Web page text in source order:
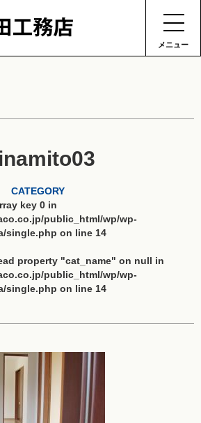
メニュー
CATEGORY
key 0 in
public_html/wp/wp-
single.php on line 14
property "cat_name" on null in
public_html/wp/wp-
single.php on line 14